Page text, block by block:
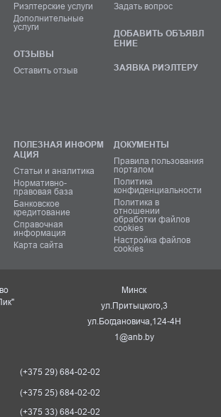
Риэлтерские услуги
Дополнительные
услуги
ОТЗЫВЫ
Оставить отзыв
Задать вопрос
ДОБАВИТЬ ОБЪЯВЛ
ЕНИЕ
ЗАЯВКА РИЭЛТЕРУ
ПОЛЕЗНАЯ ИНФОРМ
АЦИЯ
Статьи и аналитика
Нормативно-
правовая база
Банковское
кредитование
Справочная
информация
Карта сайта
ДОКУМЕНТЫ
Правила пользования
порталом
Политика
конфиденциальности
Политика в
отношении
обработки файлов
cookies
Настройка файлов
cookies
Минск
ул.Притыцкого,3
ул.Богдановича,124-4Н
1@anb.by
(+375 29) 684-02-02
(+375 25) 684-02-02
(+375 33) 684-02-02